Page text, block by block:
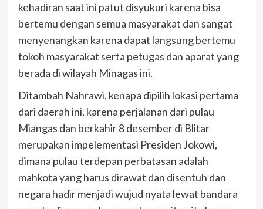
kehadiran saat ini patut disyukuri karena bisa
bertemu dengan semua masyarakat dan sangat
menyenangkan karena dapat langsung bertemu
tokoh masyarakat serta petugas dan aparat yang
berada di wilayah Minagas ini.
Ditambah Nahrawi, kenapa dipilih lokasi pertama
dari daerah ini, karena perjalanan dari pulau
Miangas dan berkahir 8 desember di Blitar
merupakan impelementasi Presiden Jokowi,
dimana pulau terdepan perbatasan adalah
mahkota yang harus dirawat dan disentuh dan
negara hadir menjadi wujud nyata lewat bandara